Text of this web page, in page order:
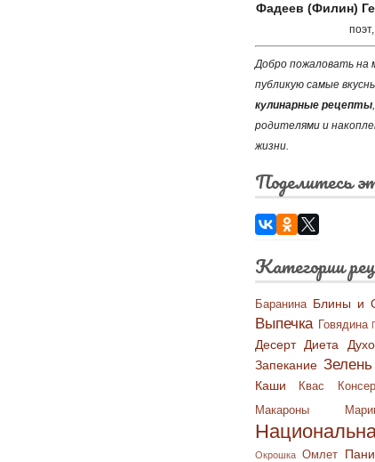
Фадеев (Филин)
Добро пожаловать на
публикую самые
кулинарные рецепты
родителями и
жизни.
Поделитесь
Категории
Баранина Блины и
Выпечка Говядина
Десерт
Диета
Запекание Зелень
Каши Квас
Макароны
Окрошка Омлет